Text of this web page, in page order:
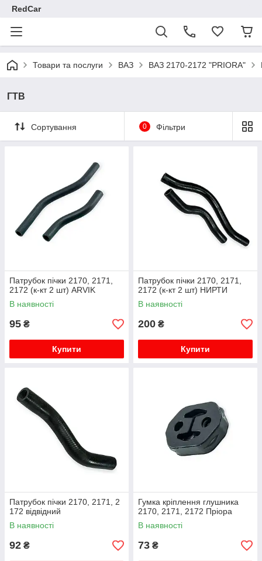
RedCar
Товари та послуги ВАЗ ВАЗ 2170-2172 "PRIORA"
ГТВ
Сортування 0 Фільтри
Патрубок пічки 2170, 2171,
2172 (к-кт 2 шт) ARVIK
В наявності
95 ₴
Купити
Патрубок пічки 2170, 2171,
2172 (к-кт 2 шт) НИРТИ
В наявності
200 ₴
Купити
Патрубок пічки 2170, 2171, 2
172 відвідний
В наявності
92 ₴
Гумка кріплення глушника
2170, 2171, 2172 Пріора
В наявності
73 ₴